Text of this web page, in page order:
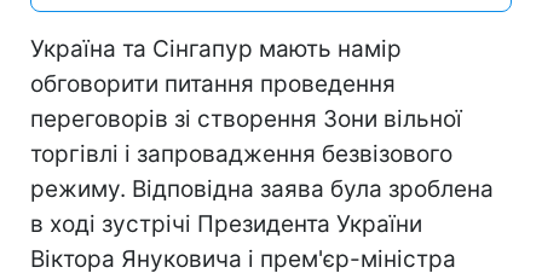
Україна та Сінгапур мають намір
обговорити питання проведення
переговорів зі створення Зони вільної
торгівлі і запровадження безвізового
режиму. Відповідна заява була зроблена
в ході зустрічі Президента України
Віктора Януковича і прем'єр-міністра